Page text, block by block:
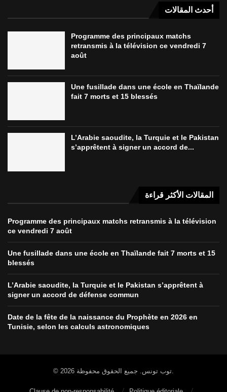
أحدث المقالات
Programme des principaux matchs
retransmis à la télévision ce vendredi 7
août
Une fusillade dans une école en Thaïlande
fait 7 morts et 15 blessés
L’Arabie saoudite, la Turquie et le Pakistan
s’apprêtent à signer un accord de...
المقالات الأكثر قراءة
Programme des principaux matchs retransmis à la télévision
ce vendredi 7 août
Une fusillade dans une école en Thaïlande fait 7 morts et 15
blessés
L’Arabie saoudite, la Turquie et le Pakistan s’apprêtent à
signer un accord de défense commun
Date de la fête de la naissance du Prophète en 2026 en
Tunisie, selon les calculs astronomiques